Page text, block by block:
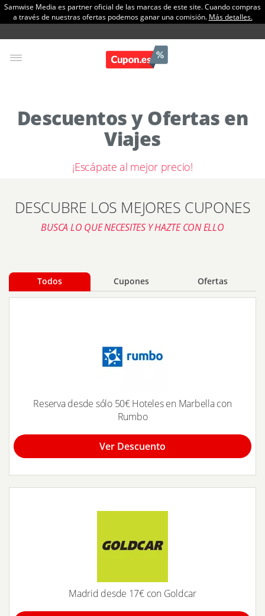
Samwise Media es partner oficial de las marcas de este site. Cuando compras
a través de nuestras ofertas podemos ganar una comisión. Más detalles.
Descuentos y Ofertas en
Viajes
¡Escápate al mejor precio!
DESCUBRE LOS MEJORES CUPONES
BUSCA LO QUE NECESITES Y HAZTE CON ELLO
Todos Cupones Ofertas
Reserva desde sólo 50€ Hoteles en Marbella con
Rumbo
Ver Descuento
Madrid desde 17€ con Goldcar